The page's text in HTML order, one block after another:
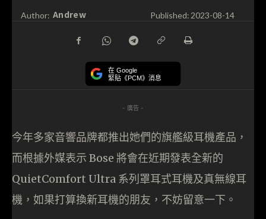
Author: Andrew Published: 2023-08-14
在 Google
緊貼《PCM》消息
- 廣告 -
今年多家音響品牌都推出她們的旗艦級耳機產品，
而根據外媒表示 Bose 將會在近期發表全新的
QuietComfort Ultra 系列罩耳式耳機及真無線耳
機，如果打算換新耳機的朋友，不妨留意一下。